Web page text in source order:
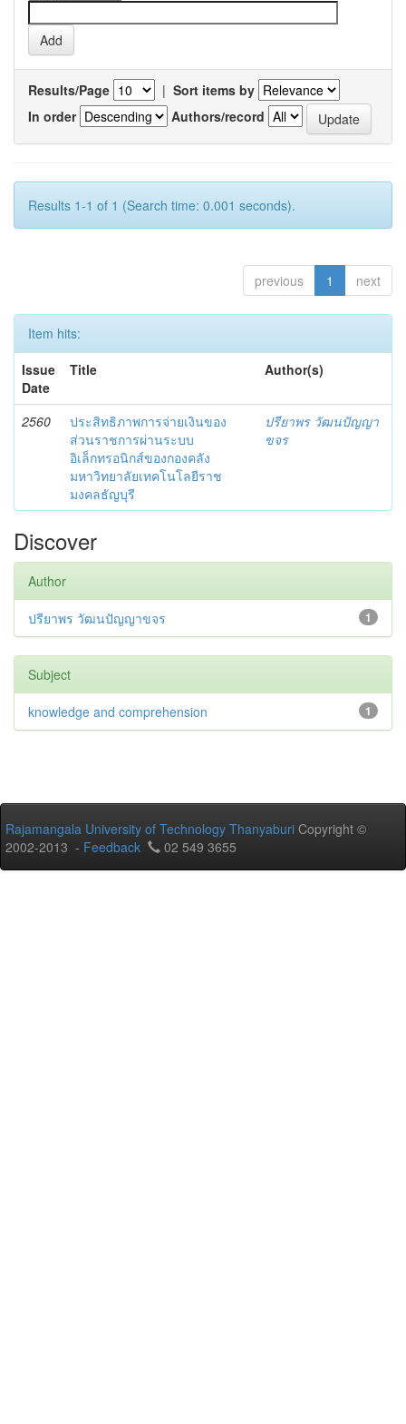
Results/Page | Sort items by
In order
Authors/record
Results 1-1 of 1 (Search time: 0.001 seconds).
previous 1 next
Item hits:
Issue
Date
Title Author(s)
2560
ประสิทธิภาพการจ่ายเงินของ
ส่วนราชการผ่านระบบ
อิเล็กทรอนิกส์ของกองคลัง
มหาวิทยาลัยเทคโนโลยีราช
มงคลธัญบุรี
ปรียาพร วัฒนปัญญา
ขจร
Discover
Author
1
ปรียาพร วัฒนปัญญาขจร
Subject
1
knowledge and comprehension
Rajamangala University of Technology Thanyaburi Copyright ©
2002-2013 - Feedback 02 549 3655